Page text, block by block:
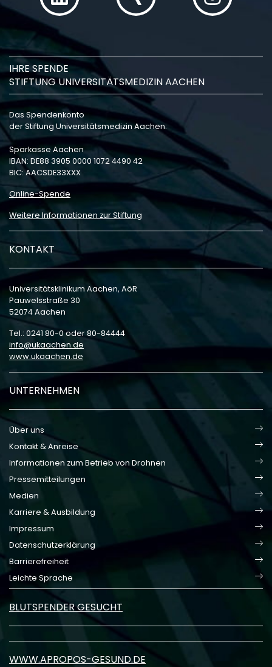
IHRE SPENDE
STIFTUNG UNIVERSITÄTSMEDIZIN AACHEN
Das Spendenkonto
der Stiftung Universitätsmedizin Aachen:
Sparkasse Aachen
IBAN: DE88 3905 0000 1072 4490 42
BIC: AACSDE33XXX
Online-Spende
Weitere Informationen zur Stiftung
KONTAKT
Universitätsklinikum Aachen, AöR
Pauwelsstraße 30
52074 Aachen
Tel.: 0241 80-0 oder 80-84444
info
ukaachen de
www.ukaachen.de
UNTERNEHMEN
Über uns
Kontakt & Anreise
Informationen zum Betrieb von Drohnen
Pressemitteilungen
Medien
Karriere & Ausbildung
Impressum
Datenschutzerklärung
Barrierefreiheit
Leichte Sprache
BLUTSPENDER GESUCHT
WWW.APROPOS-GESUND.DE